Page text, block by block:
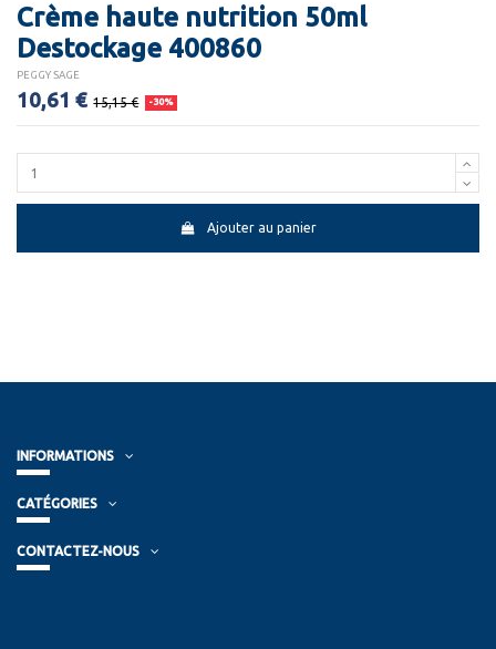
Crème haute nutrition 50ml
Destockage 400860
PEGGY SAGE
10,61 € 15,15 € -30%
Ajouter au panier
INFORMATIONS
CATÉGORIES
CONTACTEZ-NOUS